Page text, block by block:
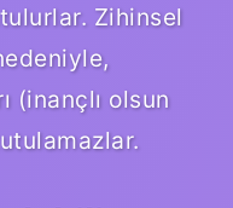
Zihinsel
(inançlı olsun